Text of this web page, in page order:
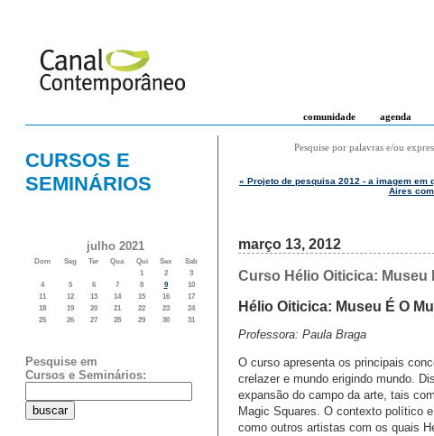
comunidade agenda
CURSOS E
SEMINÁRIOS
julho 2021
Dom Seg Ter Qua Qui Sex
Sab
1
2
3
4
5 6 7 8 9
10
11
12 13 14 15 16
17
18
19 20 21 22 23
24
25
26 27 28 29 30 31
Pesquise em
Cursos e Seminários:
Pesquise por palavras e/ou
« Projeto de pesquisa 2012 - a imagem em
Aires
março 13, 2012
Curso Hélio Oiticica: Museu
Hélio Oiticica: Museu É O
Professora: Paula Braga
O curso apresenta os principais
crelazer e mundo erigindo mundo.
expansão do campo da arte, tais
Magic Squares. O contexto político
como outros artistas com os quais